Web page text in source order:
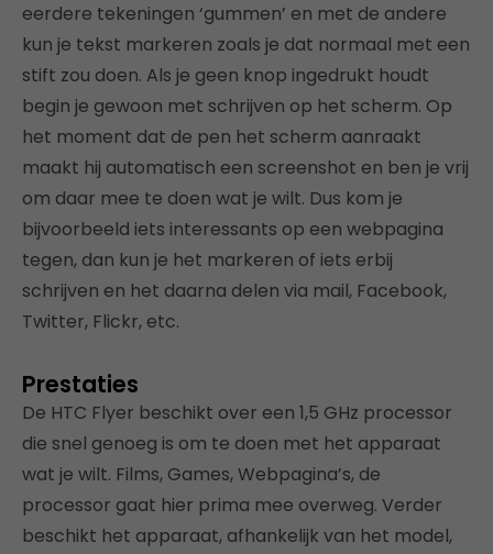
eerdere tekeningen ‘gummen’ en met de andere
kun je tekst markeren zoals je dat normaal met een
stift zou doen. Als je geen knop ingedrukt houdt
begin je gewoon met schrijven op het scherm. Op
het moment dat de pen het scherm aanraakt
maakt hij automatisch een screenshot en ben je vrij
om daar mee te doen wat je wilt. Dus kom je
bijvoorbeeld iets interessants op een webpagina
tegen, dan kun je het markeren of iets erbij
schrijven en het daarna delen via mail, Facebook,
Twitter, Flickr, etc.
Prestaties
De HTC Flyer beschikt over een 1,5 GHz processor
die snel genoeg is om te doen met het apparaat
wat je wilt. Films, Games, Webpagina’s, de
processor gaat hier prima mee overweg. Verder
beschikt het apparaat, afhankelijk van het model,